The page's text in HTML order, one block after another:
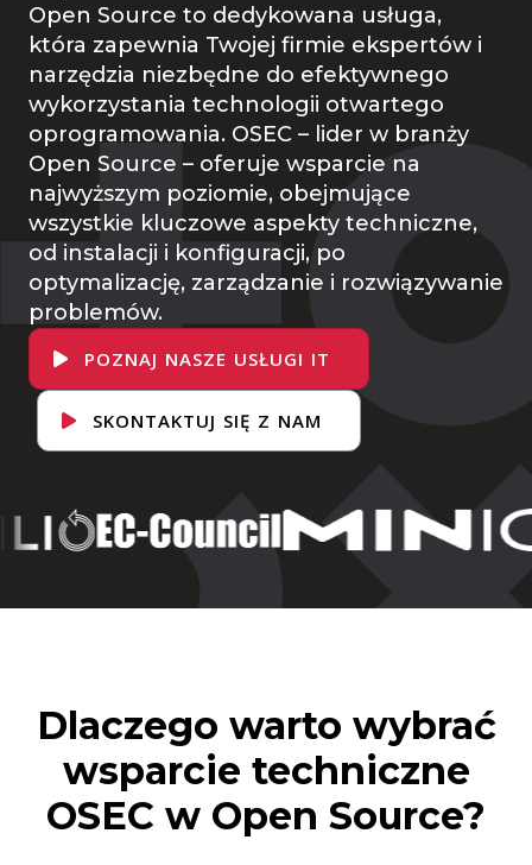
Open Source to dedykowana usługa,
która zapewnia Twojej firmie ekspertów i
narzędzia niezbędne do efektywnego
wykorzystania technologii otwartego
oprogramowania. OSEC – lider w branży
Open Source – oferuje wsparcie na
najwyższym poziomie, obejmujące
wszystkie kluczowe aspekty techniczne,
od instalacji i konfiguracji, po
optymalizację, zarządzanie i rozwiązywanie
problemów.
POZNAJ NASZE USŁUGI IT
SKONTAKTUJ SIĘ Z NAM
Dlaczego warto wybrać
wsparcie techniczne
OSEC w Open Source?